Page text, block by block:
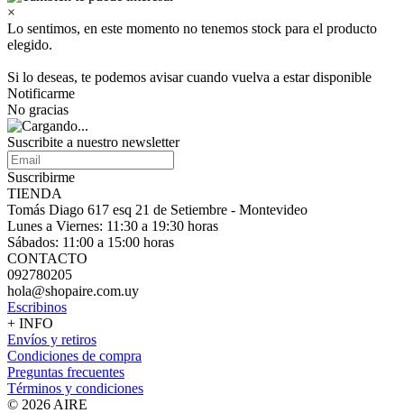
×
Lo sentimos, en este momento no tenemos stock para el producto
elegido.
Si lo deseas, te podemos avisar cuando vuelva a estar disponible
Notificarme
No gracias
Suscribite a nuestro newsletter
Suscribirme
TIENDA
Tomás Diago 617 esq 21 de Setiembre - Montevideo
Lunes a Viernes: 11:30 a 19:30 horas
Sábados: 11:00 a 15:00 horas
CONTACTO
092780205
hola@shopaire.com.uy
Escribinos
+ INFO
Envíos y retiros
Condiciones de compra
Preguntas frecuentes
Términos y condiciones
© 2026 AIRE